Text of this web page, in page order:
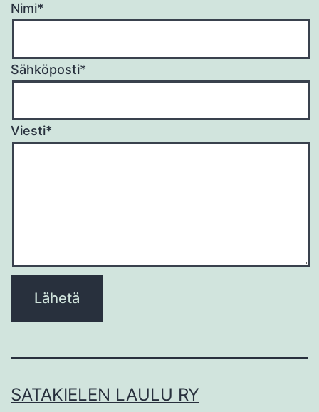
Nimi*
Sähköposti*
Viesti*
leave
SATAKIELEN LAULU RY